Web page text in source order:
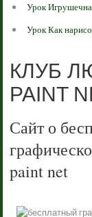
Урок
Урок Как
КЛУБ
PAINT
Сайт о
paint net